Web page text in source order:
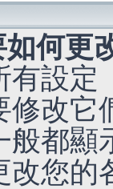
如何更
有設定
修改它
般都顯
改您的